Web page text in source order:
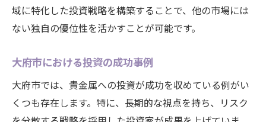
域に特化した投資戦略を構築することで、他の市場には
ない独自の優位性を活かすことが可能です。
大府市における投資の成功事例
大府市では、貴金属への投資が成功を収めている例がい
くつも存在します。特に、長期的な視点を持ち、リスク